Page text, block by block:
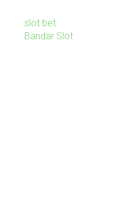
slot bet
Bandar Slot